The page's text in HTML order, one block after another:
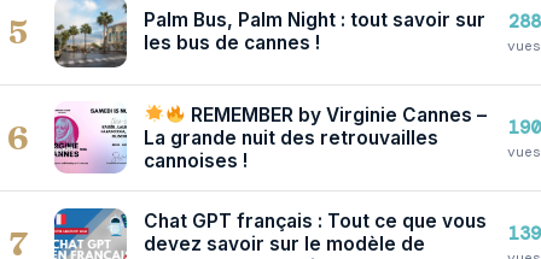
5
Palm Bus, Palm Night : tout savoir sur
les bus de cannes !
288
vues
6
REMEMBER by Virginie Cannes –
La grande nuit des retrouvailles
cannoises !
190
vues
7
Chat GPT français : Tout ce que vous
devez savoir sur le modèle de
139